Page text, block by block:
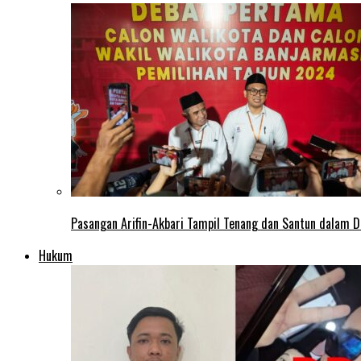
Pasangan Arifin-Akbari Tampil Tenang dan Santun dalam
Hukum